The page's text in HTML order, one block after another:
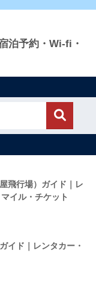
泊予約・Wi-fi・
飛行場）ガイド｜レ
イル・チケット
イド｜レンタカー・